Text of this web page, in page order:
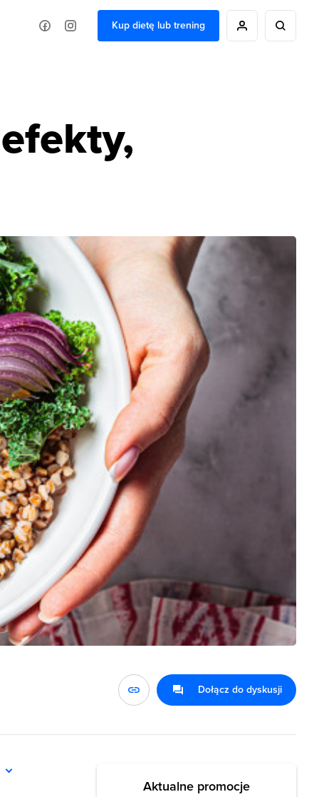
Kup dietę lub trening
Dołącz do dyskusji
Aktualne promocje